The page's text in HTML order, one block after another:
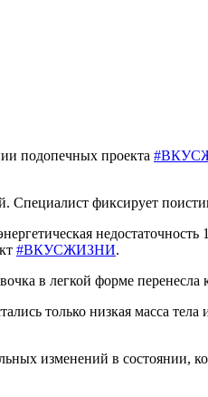
подопечных проекта
Специалист фиксирует
#ВКУСЖИЗНИ.
в легкой форме
только низкая масса тела
изменений в состоянии,